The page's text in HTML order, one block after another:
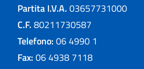
Partita I.V.A. 03657731000
C.F. 80211730587
Telefono: 06 4990 1
Fax: 06 4938 7118